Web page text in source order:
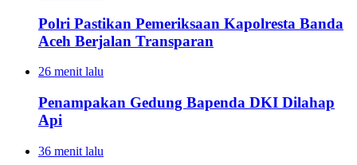
Polri Pastikan Pemeriksaan Kapolresta Banda
Aceh Berjalan Transparan
26 menit lalu
Penampakan Gedung Bapenda DKI Dilahap
Api
36 menit lalu